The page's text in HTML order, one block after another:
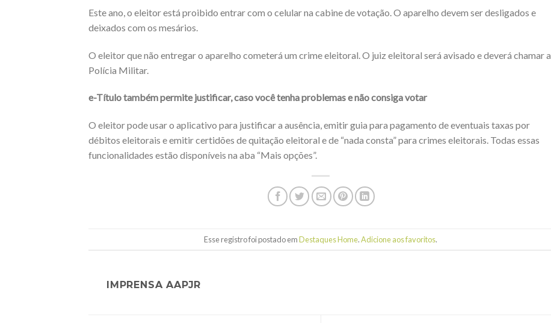
Este ano, o eleitor está proibido entrar com o celular na cabine de votação. O aparelho devem ser desligados e
deixados com os mesários.
O eleitor que não entregar o aparelho cometerá um crime eleitoral. O juiz eleitoral será avisado e deverá chamar a
Polícia Militar.
e-Título também permite justificar, caso você tenha problemas e não consiga votar
O eleitor pode usar o aplicativo para justificar a ausência, emitir guia para pagamento de eventuais taxas por
débitos eleitorais e emitir certidões de quitação eleitoral e de “nada consta” para crimes eleitorais. Todas essas
funcionalidades estão disponíveis na aba “Mais opções”.
Esse registro foi postado emDestaques Home.Adicione aos favoritos.
IMPRENSA AAPJR